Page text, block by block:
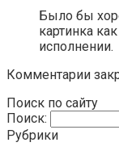
Было бы
картинка
исполнении.
Комментарии
Поиск по сайту
Поиск:
Рубрики